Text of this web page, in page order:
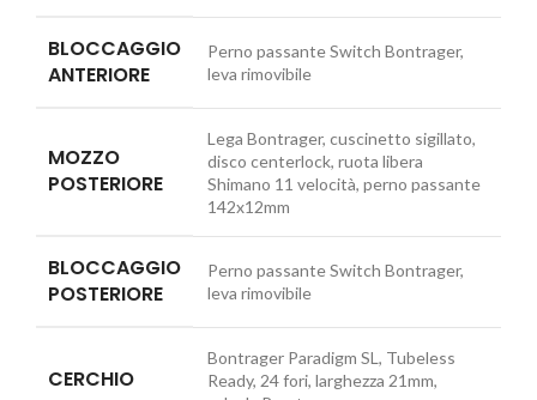
BLOCCAGGIO
ANTERIORE
Perno passante Switch Bontrager,
leva rimovibile
MOZZO
POSTERIORE
Lega Bontrager, cuscinetto sigillato,
disco centerlock, ruota libera
Shimano 11 velocità, perno passante
142x12mm
BLOCCAGGIO
POSTERIORE
Perno passante Switch Bontrager,
leva rimovibile
CERCHIO
Bontrager Paradigm SL, Tubeless
Ready, 24 fori, larghezza 21mm,